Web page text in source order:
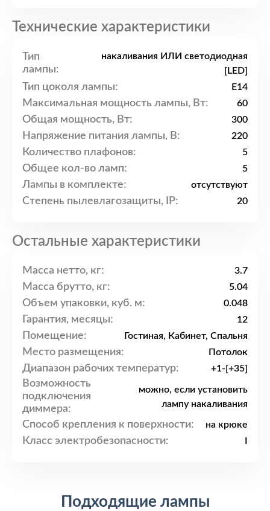
Технические характеристики
Тип
лампы:
накаливания ИЛИ светодиодная
[LED]
Тип цоколя лампы: E14
Максимальная мощность лампы, Вт: 60
Общая мощность, Вт: 300
Напряжение питания лампы, В: 220
Количество плафонов: 5
Общее кол-во ламп: 5
Лампы в комплекте: отсутствуют
Степень пылевлагозащиты, IP: 20
Остальные характеристики
Масса нетто, кг: 3.7
Масса брутто, кг: 5.04
Объем упаковки, куб. м: 0.048
Гарантия, месяцы: 12
Помещение: Гостиная, Кабинет, Спальня
Место размещения: Потолок
Диапазон рабочих температур: +1-[+35]
Возможность
подключения
диммера:
можно, если установить
лампу накаливания
Способ крепления к поверхности: на крюке
Класс электробезопасности:
Подходящие лампы